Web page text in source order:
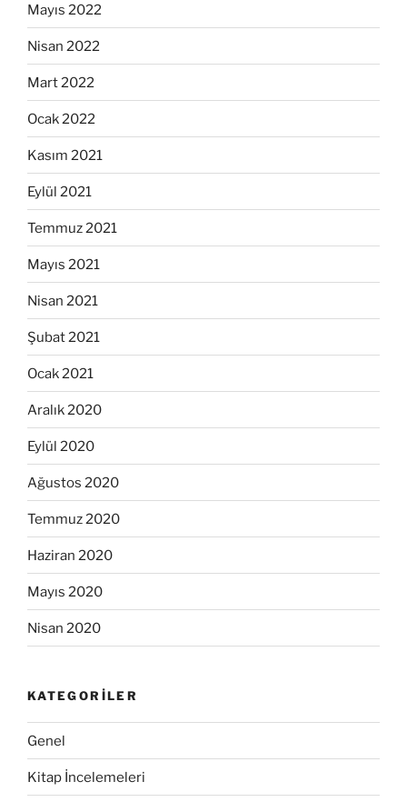
Mayıs 2022
Nisan 2022
Mart 2022
Ocak 2022
Kasım 2021
Eylül 2021
Temmuz 2021
Mayıs 2021
Nisan 2021
Şubat 2021
Ocak 2021
Aralık 2020
Eylül 2020
Ağustos 2020
Temmuz 2020
Haziran 2020
Mayıs 2020
Nisan 2020
KATEGORILER
Genel
Kitap İncelemeleri